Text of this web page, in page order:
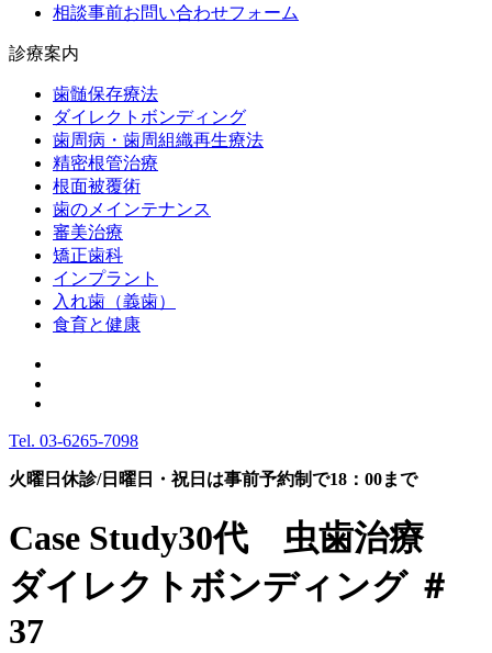
相談事前お問い合わせフォーム
診療案内
歯髄保存療法
ダイレクトボンディング
歯周病・歯周組織再生療法
精密根管治療
根面被覆術
歯のメインテナンス
審美治療
矯正歯科
インプラント
入れ歯（義歯）
食育と健康
Tel. 03-6265-7098
火曜日休診/日曜日・祝日は事前予約制で18：00まで
Case Study30代 虫歯治療
ダイレクトボンディング ＃
37